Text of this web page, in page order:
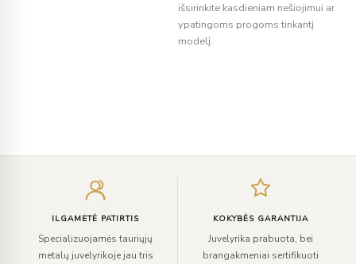
išsirinkite kasdieniam nešiojimui ar
ypatingoms progoms tinkantį
modelį.
ILGAMETĖ PATIRTIS
Specializuojamės tauriųjų
metalų juvelyrikoje jau tris
KOKYBĖS GARANTIJA
Juvelyrika prabuota, bei
brangakmeniai sertifikuoti